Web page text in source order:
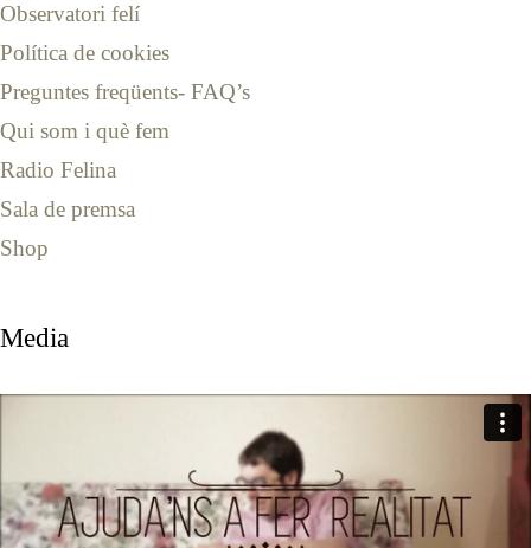
Observatori felí
Política de cookies
Preguntes freqüents- FAQ’s
Qui som i què fem
Radio Felina
Sala de premsa
Shop
Media